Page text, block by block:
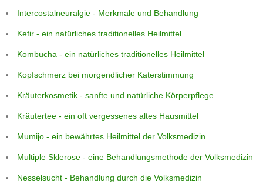
Intercostalneuralgie - Merkmale und Behandlung
Kefir - ein natürliches traditionelles Heilmittel
Kombucha - ein natürliches traditionelles Heilmittel
Kopfschmerz bei morgendlicher Katerstimmung
Kräuterkosmetik - sanfte und natürliche Körperpflege
Kräutertee - ein oft vergessenes altes Hausmittel
Mumijo - ein bewährtes Heilmittel der Volksmedizin
Multiple Sklerose - eine Behandlungsmethode der Volksmedizin
Nesselsucht - Behandlung durch die Volksmedizin